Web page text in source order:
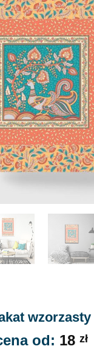
wzorzasty
od: 18 zł